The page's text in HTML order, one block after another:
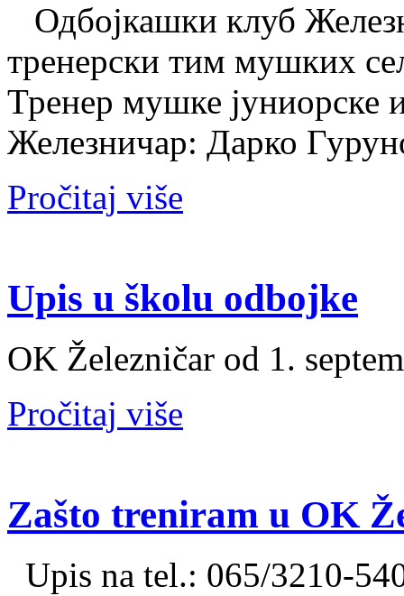
Одбојкашки клуб
тренерски тим мушких
Тренер мушке јуниорске
Железничар: Дарко
Pročitaj više
Upis u školu odbojke
OK Železničar od 1.
Pročitaj više
Zašto treniram u OK
Upis na tel.: 065/3210-